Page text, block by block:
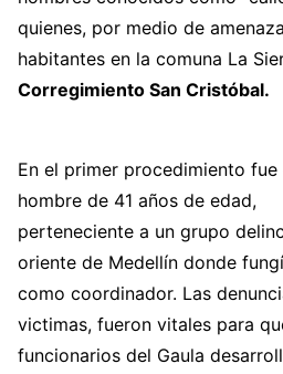
quienes, por medio de
habitantes en la comuna La
Corregimiento San Cristóbal.
En el primer procedimiento
hombre de 41 años de edad,
perteneciente a un grupo
oriente de Medellín donde
como coordinador. Las
victimas, fueron vitales para
funcionarios del Gaula